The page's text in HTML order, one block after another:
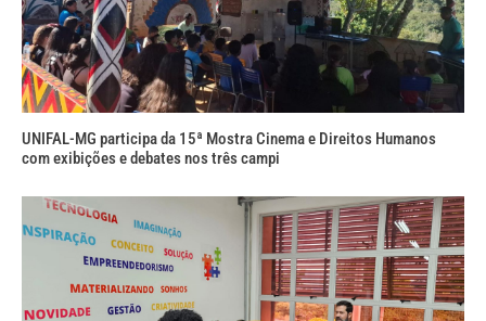
UNIFAL-MG participa da 15ª Mostra Cinema e Direitos Humanos
com exibições e debates nos três campi